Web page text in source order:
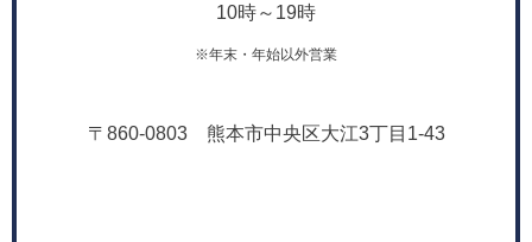
10時～19時
※年末・年始以外営業
〒860-0803 熊本市中央区大江3丁目1-43